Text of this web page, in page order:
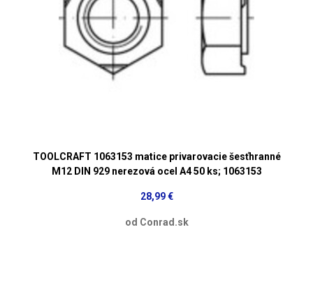
TOOLCRAFT 1063153 matice privarovacie šesťhranné
M12 DIN 929 nerezová ocel A4 50 ks; 1063153
28,99 €
od Conrad.sk